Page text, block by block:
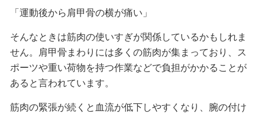
「運動後から肩甲骨の横が痛い」
そんなときは筋肉の使いすぎが関係しているかもしれま
せん。肩甲骨まわりには多くの筋肉が集まっており、ス
ポーツや重い荷物を持つ作業などで負担がかかることが
あると言われています。
筋肉の緊張が続くと血流が低下しやすくなり、腕の付け